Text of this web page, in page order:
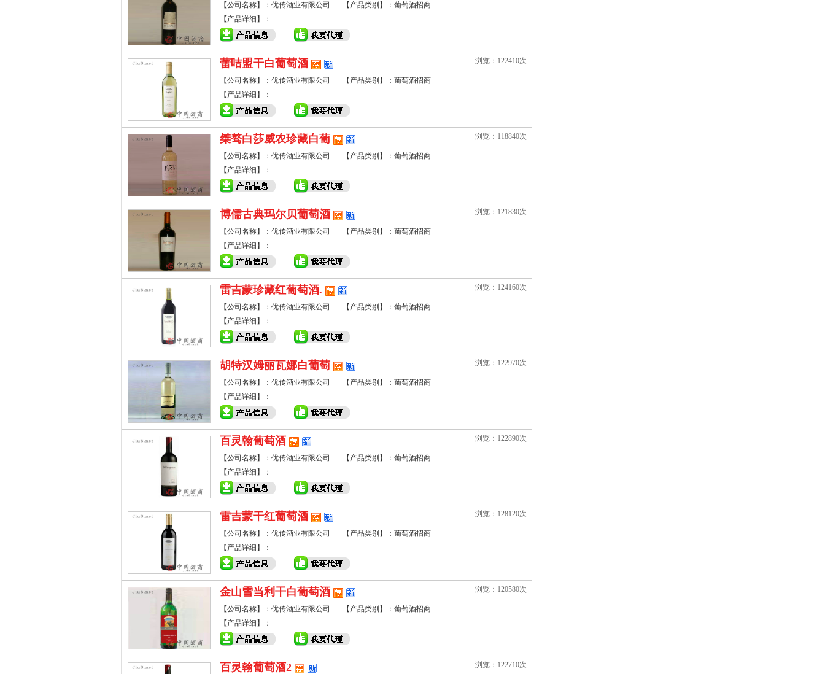
【公司名称】：优传酒业有限公司
【产品类别】：葡萄酒招商
【产品详细】：
浏览：122410次
蕾咭盟干白葡萄酒
【公司名称】：优传酒业有限公司
【产品类别】：葡萄酒招商
【产品详细】：
浏览：118840次
桀骜白莎威农珍藏白葡
【公司名称】：优传酒业有限公司
【产品类别】：葡萄酒招商
【产品详细】：
浏览：121830次
博儒古典玛尔贝葡萄酒
【公司名称】：优传酒业有限公司
【产品类别】：葡萄酒招商
【产品详细】：
浏览：124160次
雷吉蒙珍藏红葡萄酒.
【公司名称】：优传酒业有限公司
【产品类别】：葡萄酒招商
【产品详细】：
浏览：122970次
胡特汉姆丽瓦娜白葡萄
【公司名称】：优传酒业有限公司
【产品类别】：葡萄酒招商
【产品详细】：
浏览：122890次
百灵翰葡萄酒
【公司名称】：优传酒业有限公司
【产品类别】：葡萄酒招商
【产品详细】：
浏览：128120次
雷吉蒙干红葡萄酒
【公司名称】：优传酒业有限公司
【产品类别】：葡萄酒招商
【产品详细】：
浏览：120580次
金山雪当利干白葡萄酒
【公司名称】：优传酒业有限公司
【产品类别】：葡萄酒招商
【产品详细】：
浏览：122710次
百灵翰葡萄酒2